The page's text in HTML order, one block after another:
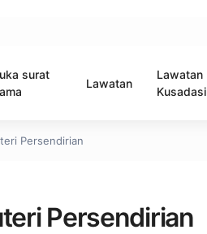
surat
Lawatan
Lawatan
Kusadasi
Persendirian
Persendirian